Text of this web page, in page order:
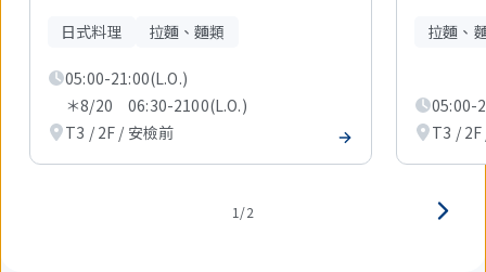
日式料理
拉麵、麵類
05:00-21:00(L.O.)
＊8/20 06:30-2100(L.O.)
T3 / 2F / 安檢前
拉麵、
05:00-
T3 /
1/2